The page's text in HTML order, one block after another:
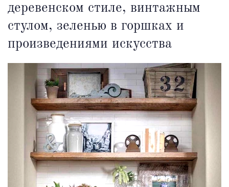
деревенском стиле, винтажным
стулом, зеленью в горшках и
произведениями искусства